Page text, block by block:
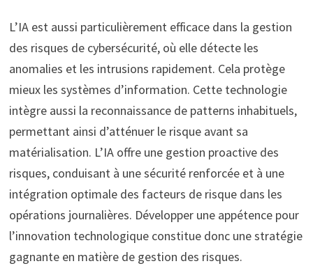
L’IA est aussi particulièrement efficace dans la gestion
des risques de cybersécurité, où elle détecte les
anomalies et les intrusions rapidement. Cela protège
mieux les systèmes d’information. Cette technologie
intègre aussi la reconnaissance de patterns inhabituels,
permettant ainsi d’atténuer le risque avant sa
matérialisation. L’IA offre une gestion proactive des
risques, conduisant à une sécurité renforcée et à une
intégration optimale des facteurs de risque dans les
opérations journalières. Développer une appétence pour
l’innovation technologique constitue donc une stratégie
gagnante en matière de gestion des risques.